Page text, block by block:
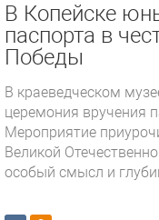
В Копейске
паспорта в
Победы
В краеведческом
церемония вручения
Мероприятие
Великой
особый смысл и